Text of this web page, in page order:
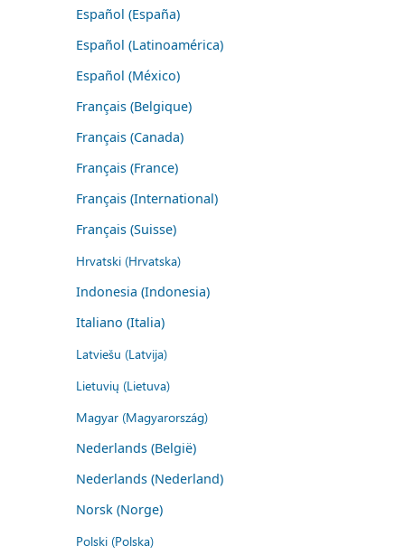
Español (España)
Español (Latinoamérica)
Español (México)
Français (Belgique)
Français (Canada)
Français (France)
Français (International)
Français (Suisse)
Hrvatski (Hrvatska)
Indonesia (Indonesia)
Italiano (Italia)
Latviešu (Latvija)
Lietuvių (Lietuva)
Magyar (Magyarország)
Nederlands (België)
Nederlands (Nederland)
Norsk (Norge)
Polski (Polska)